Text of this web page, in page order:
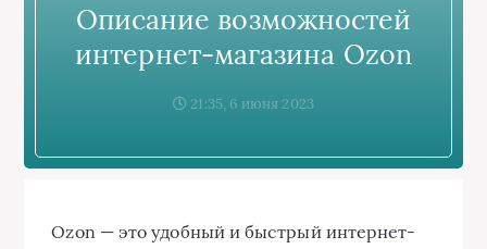
Описание возможностей
интернет-магазина Ozon
21:35, 6 июня 2023
Ozon — это удобный и быстрый интернет-